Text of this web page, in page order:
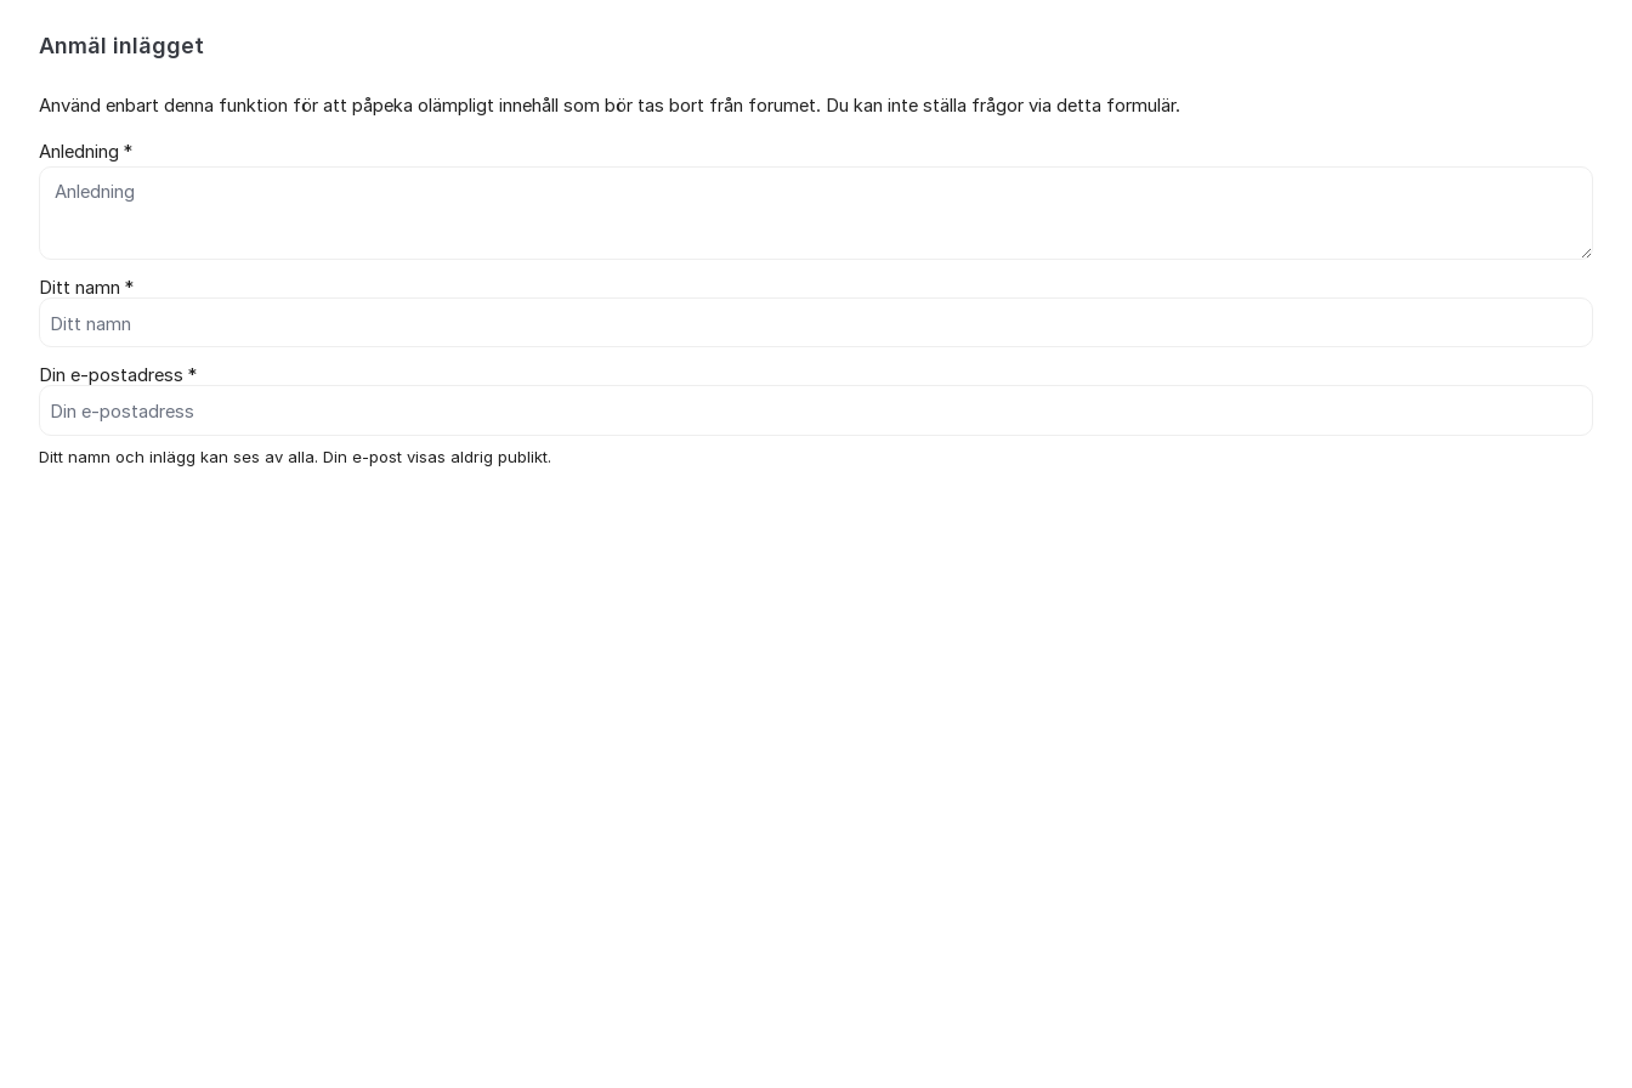
Anmäl inlägget
Använd enbart denna funktion för att påpeka olämpligt innehåll som bör tas bort från forumet. Du kan inte ställa frågor via detta formulär.
Anledning *
Ditt namn *
Din e-postadress *
Ditt namn och inlägg kan ses av alla. Din e-post visas aldrig publikt.